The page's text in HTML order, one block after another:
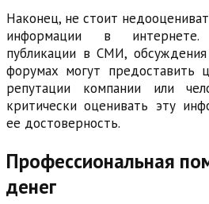
Наконец, не стоит
информации в
публикации в СМИ,
форумах могут предоставить
репутации компании или
критически оценивать эту
ее достоверность.
Профессиональная
денег